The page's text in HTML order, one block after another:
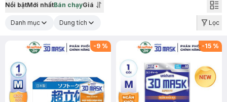
Nổi bậtMới nhấtBán chạyGiá
Danh mục Dung tích Lọc
-9 % -15 %